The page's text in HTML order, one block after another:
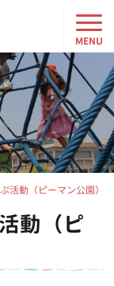
活動（ピーマン公園）
動（ピ